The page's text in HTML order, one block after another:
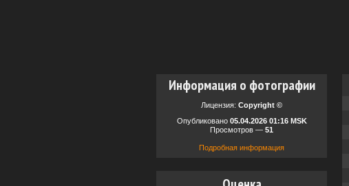
Информация о фотографии
Лицензия: Copyright ©
Опубликовано 05.04.2026 01:16 MSK
Просмотров — 51
Подробная информация